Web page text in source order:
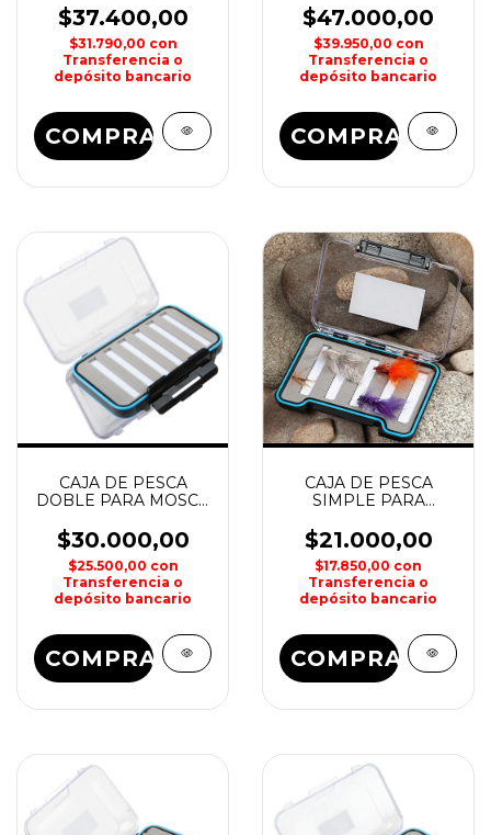
$37.400,00
$31.790,00 con
Transferencia o
depósito bancario
ALUMINIO KUNNAN
$47.000,00
$39.950,00 con
Transferencia o
depósito bancario
CAJA DE PESCA
DOBLE PARA MOSCA
$30.000,00
$25.500,00 con
Transferencia o
depósito bancario
COMPRAR
CAJA DE PESCA
SIMPLE PARA
KUNNAN
$21.000,00
$17.850,00 con
Transferencia o
depósito bancario
COMPRAR